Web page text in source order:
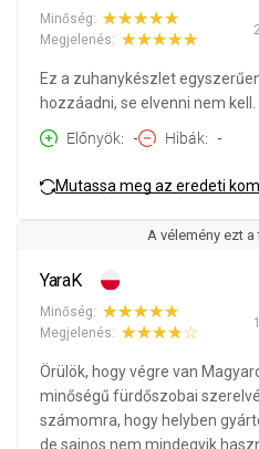
Minőség:
Megjelenés:
Ez a zuhanykészlet
hozzáadni, se elvenni nem kell.
Előnyök
- Hibák -
Mutassa meg az eredeti
A vélemény ezt
YaraK
Minőség:
Megjelenés:
Örülök, hogy végre van
minőségű fürdőszobai
számomra, hogy helyben
de sajnos nem mindegyik